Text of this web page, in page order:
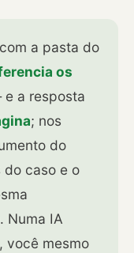
com a pasta do
os
a resposta
; nos
do
do caso e o
Numa IA
você mesmo